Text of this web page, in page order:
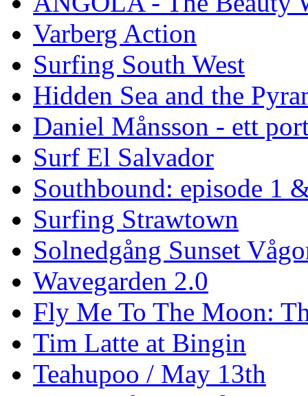
Varberg Action
Surfing South West
Hidden Sea and the
Daniel Månsson - ett
Surf El Salvador
Southbound: episode 1
Surfing Strawtown
Solnedgång Sunset
Wavegarden 2.0
Fly Me To The Moon:
Tim Latte at Bingin
Teahupoo / May 13th